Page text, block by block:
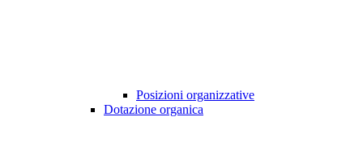
Posizioni organizzative
Dotazione organica